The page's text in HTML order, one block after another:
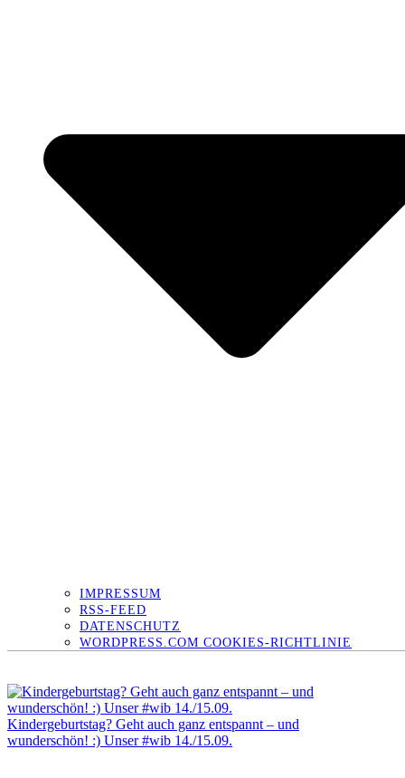
IMPRESSUM
RSS-FEED
DATENSCHUTZ
WORDPRESS.COM COOKIES-RICHTLINIE
Kindergeburtstag? Geht auch ganz entspannt – und
wunderschön! :) Unser #wib 14./15.09.